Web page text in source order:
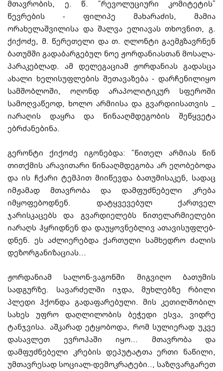
მთავრობის, ე. წ. “რევოლუციური ­კო­მ­იტეტის”
წევრების -
ფილიპე მახარაძის, მამია
ორახელაშვილისა და შალვა ელიავას თხო­ვ­ნით, გ.
ქიქოძე, მ. წერეთელი და თ. ღლო­ნ­ტი გა­ე­მ­გზავრნენ
ბათუმში გადაბარ­გე­ბულ ნოე ჟორდანიას­თან მოსა­ლა­
პა­რა­კებ­ლად. ამ დელეგაციამ ჟორდანიას გა­და­ს­ცა
ახალი ხელისუფლების შე­თავაზება- და­რ­ჩენილიყო
სამშობლო­ში, ოღონდ არაპო­ლი­ტიკურ სფე­რო­ში
სამოღ­ვა­წეოდ, ხოლო არ­მი­ისა და გვარდიისა­თ­ვის _
იარაღის დაყრა და წინააღმდეგობის შეწყვეტა
ებრძანებინა.
გერონტი ქიქოძე იგონებდა: “წითელ არმიას წინ
თითქმის არავითარი წინა­აღმ­დე­გო­ბა არ ეღობებოდა
და ის ჩქარი ტემპით მიიწევდა ბათუმისაკენ, სადაც
იმ­ჟა­მად მთავ­რობა და დამფუძნებელი კრება
იმყოფებოდნენ. დატყვევებულ ქართველ
ჯარისკაცებს და გვარდიელებს წითელარმიელები
იარაღს ჰყრიდნენ და დაუყოვნებლივ ათავი­სუფ­ლე­ბ­
დნენ. ეს აძლიერებდა ქართული სამხედრო ძალის
დეზორგანიზაციას...
ჟორდანიამ სალონ-ვაგონში მიგვიღო ბათუმის
სადგურზე. სავარძელში იჯდა, მუ­ხ­ლებზე რბილი
პლედი ჰქონდა გადაფარებული. მის კეთილშობილ
სახეს უფრო დაღ­ლი­­ლობის ბეჭედი ესვა, ვიდრე
ტანჯვისა. აშკარად ეტყობოდა, რომ სულიერად უკვე
და­­სავლეთ ევროპაში იყო... მთავრობა და
დამფუძნებელი კრების დეპუტატთა ერთი ნა­წი­­ლი,
უმთავრესად სოციალ-დემოკრატები.., საზღვარგარეთ